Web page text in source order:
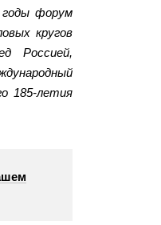
форум
кругов
Россией,
185-летия